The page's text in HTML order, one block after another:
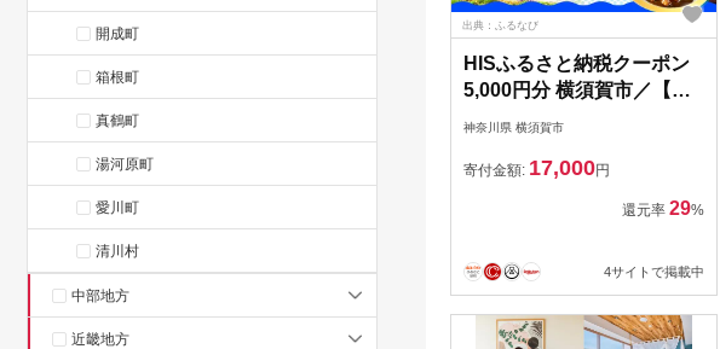
開成町
箱根町
真鶴町
湯河原町
愛川町
清川村
中部地方
近畿地方
出典：ふるなび
HISふるさと納税クーポン
5,000円分 横須賀市／【株
式会社エイチ・アイ・エ
神奈川県 横須賀市
寄付金額: 17,000円
還元率29%
4サイトで掲載中